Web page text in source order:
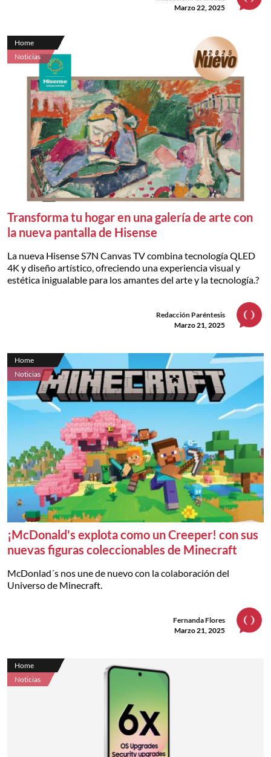
Marzo 22, 2025
Home
Noticias
Transforma tu hogar en una galería de arte con
la nueva pantalla de Hisense
La nueva Hisense S7N Canvas TV combina tecnología QLED
4K y diseño artístico, ofreciendo una experiencia visual y
estética inigualable para los amantes del arte y la tecnología.?
Redacción Paréntesis
Marzo 21, 2025
Home
Noticias
¡McDonald's explota como un Creeper! con sus
nuevas figuras coleccionables de Minecraft
McDonlad´s nos une de nuevo con la colaboración del
Universo de Minecraft.
Fernanda Flores
Marzo 21, 2025
Home
Noticias